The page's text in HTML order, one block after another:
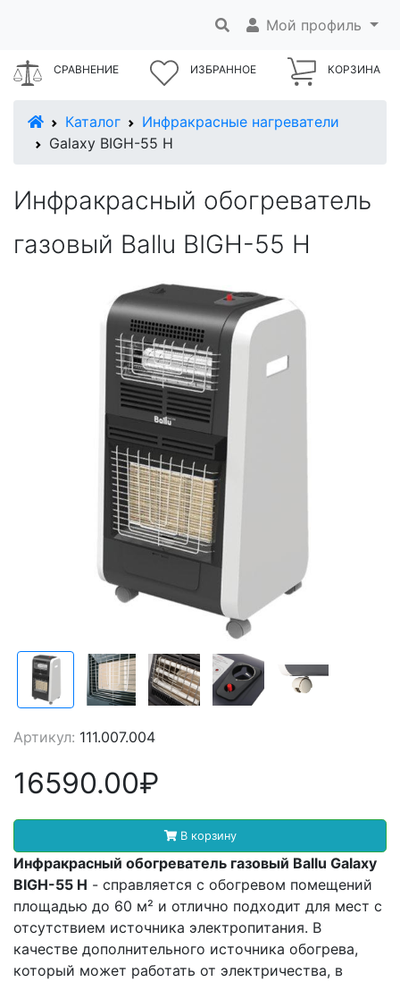
Мой профиль
СРАВНЕНИЕ ИЗБРАННОЕ КОРЗИНА
В начало
Каталог
Инфракрасные нагреватели
Galaxy BIGH-55 H
Инфракрасный обогреватель
газовый Ballu BIGH-55 H
Артикул: 111.007.004
16590.00₽
В корзину
Инфракрасный обогреватель газовый Ballu Galaxy
BIGH-55 H - справляется с обогревом помещений
площадью до 60 м² и отлично подходит для мест с
отсутствием источника электропитания. В
качестве дополнительного источника обогрева,
который может работать от электричества, в